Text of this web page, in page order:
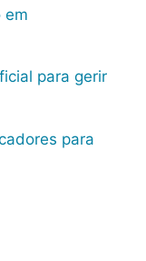
em
para gerir
para